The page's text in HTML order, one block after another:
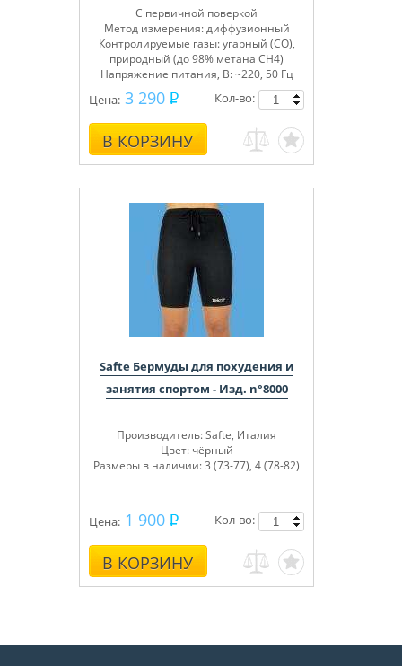
С первичной поверкой
Метод измерения: диффузионный
Контролируемые газы:угарный (СО),
природный (до 98% метана СН4)
Напряжение питания, В: ~220, 50 Гц
Цена: 3 290
В КОРЗИНУ
Кол-во:
Safte Бермуды для похудения и
занятия спортом - Изд. n°8000
Производитель: Safte, Италия
Цвет:чёрный
Размеры в наличии:3 (73-77), 4 (78-82)
Цена: 1 900
В КОРЗИНУ
Кол-во: